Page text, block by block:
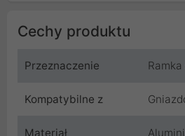
Cechy produktu
Przeznaczenie
Kompatybilne z
Materiał